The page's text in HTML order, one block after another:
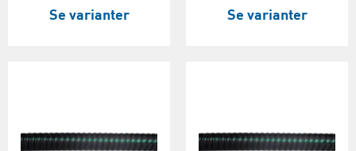
Se varianter Se varianter